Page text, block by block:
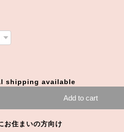
shipping available
Add to cart
お住まいの方向け